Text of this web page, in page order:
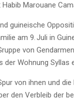
Marouane
guineische
am 9. Juli in
von
der Wohnung Syllas
von ihnen und die
den Verbleib der